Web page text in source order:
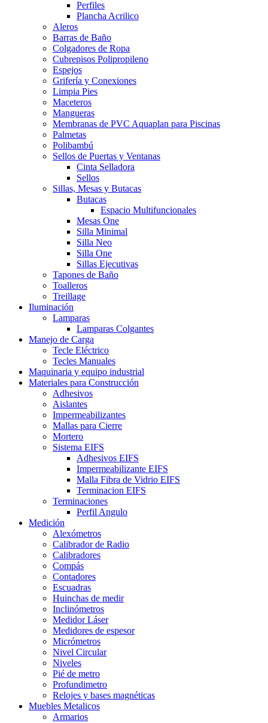
Perfiles
Plancha Acrilico
Aleros
Barras de Baño
Colgadores de Ropa
Cubrepisos Polipropileno
Espejos
Grifería y Conexiones
Limpia Pies
Maceteros
Mangueras
Membranas de PVC Aquaplan para Piscinas
Palmetas
Polibambú
Sellos de Puertas y Ventanas
Cinta Selladora
Sellos
Sillas, Mesas y Butacas
Butacas
Espacio Multifuncionales
Mesas One
Silla Minimal
Silla Neo
Silla One
Sillas Ejecutivas
Tapones de Baño
Toalleros
Treillage
Iluminación
Lamparas
Lamparas Colgantes
Manejo de Carga
Tecle Eléctrico
Tecles Manuales
Maquinaria y equipo industrial
Materiales para Construcción
Adhesivos
Aislantes
Impermeabilizantes
Mallas para Cierre
Mortero
Sistema EIFS
Adhesivos EIFS
Impermeabilizante EIFS
Malla Fibra de Vidrio EIFS
Terminacion EIFS
Terminaciones
Perfil Angulo
Medición
Alexómetros
Calibrador de Radio
Calibradores
Compás
Contadores
Escuadras
Huinchas de medir
Inclinómetros
Medidor Láser
Medidores de espesor
Micrómetros
Nivel Circular
Niveles
Pié de metro
Profundimetro
Relojes y bases magnéticas
Muebles Metalicos
Armarios